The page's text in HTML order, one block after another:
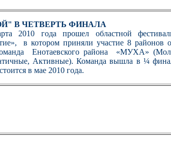
В ЧЕТВЕРТЬ ФИНАЛА
2010 года прошел областной
в котором приняли участие 8 районов
Енотаевского района «МУХА»
Активные). Команда вышла в ¼
в мае 2010 года.